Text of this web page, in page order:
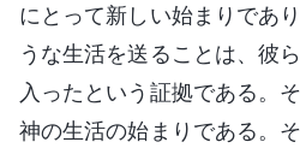
にとって新しい始まりであ
うな生活を送ることは、彼
入ったという証拠である。
神の生活の始まりである。